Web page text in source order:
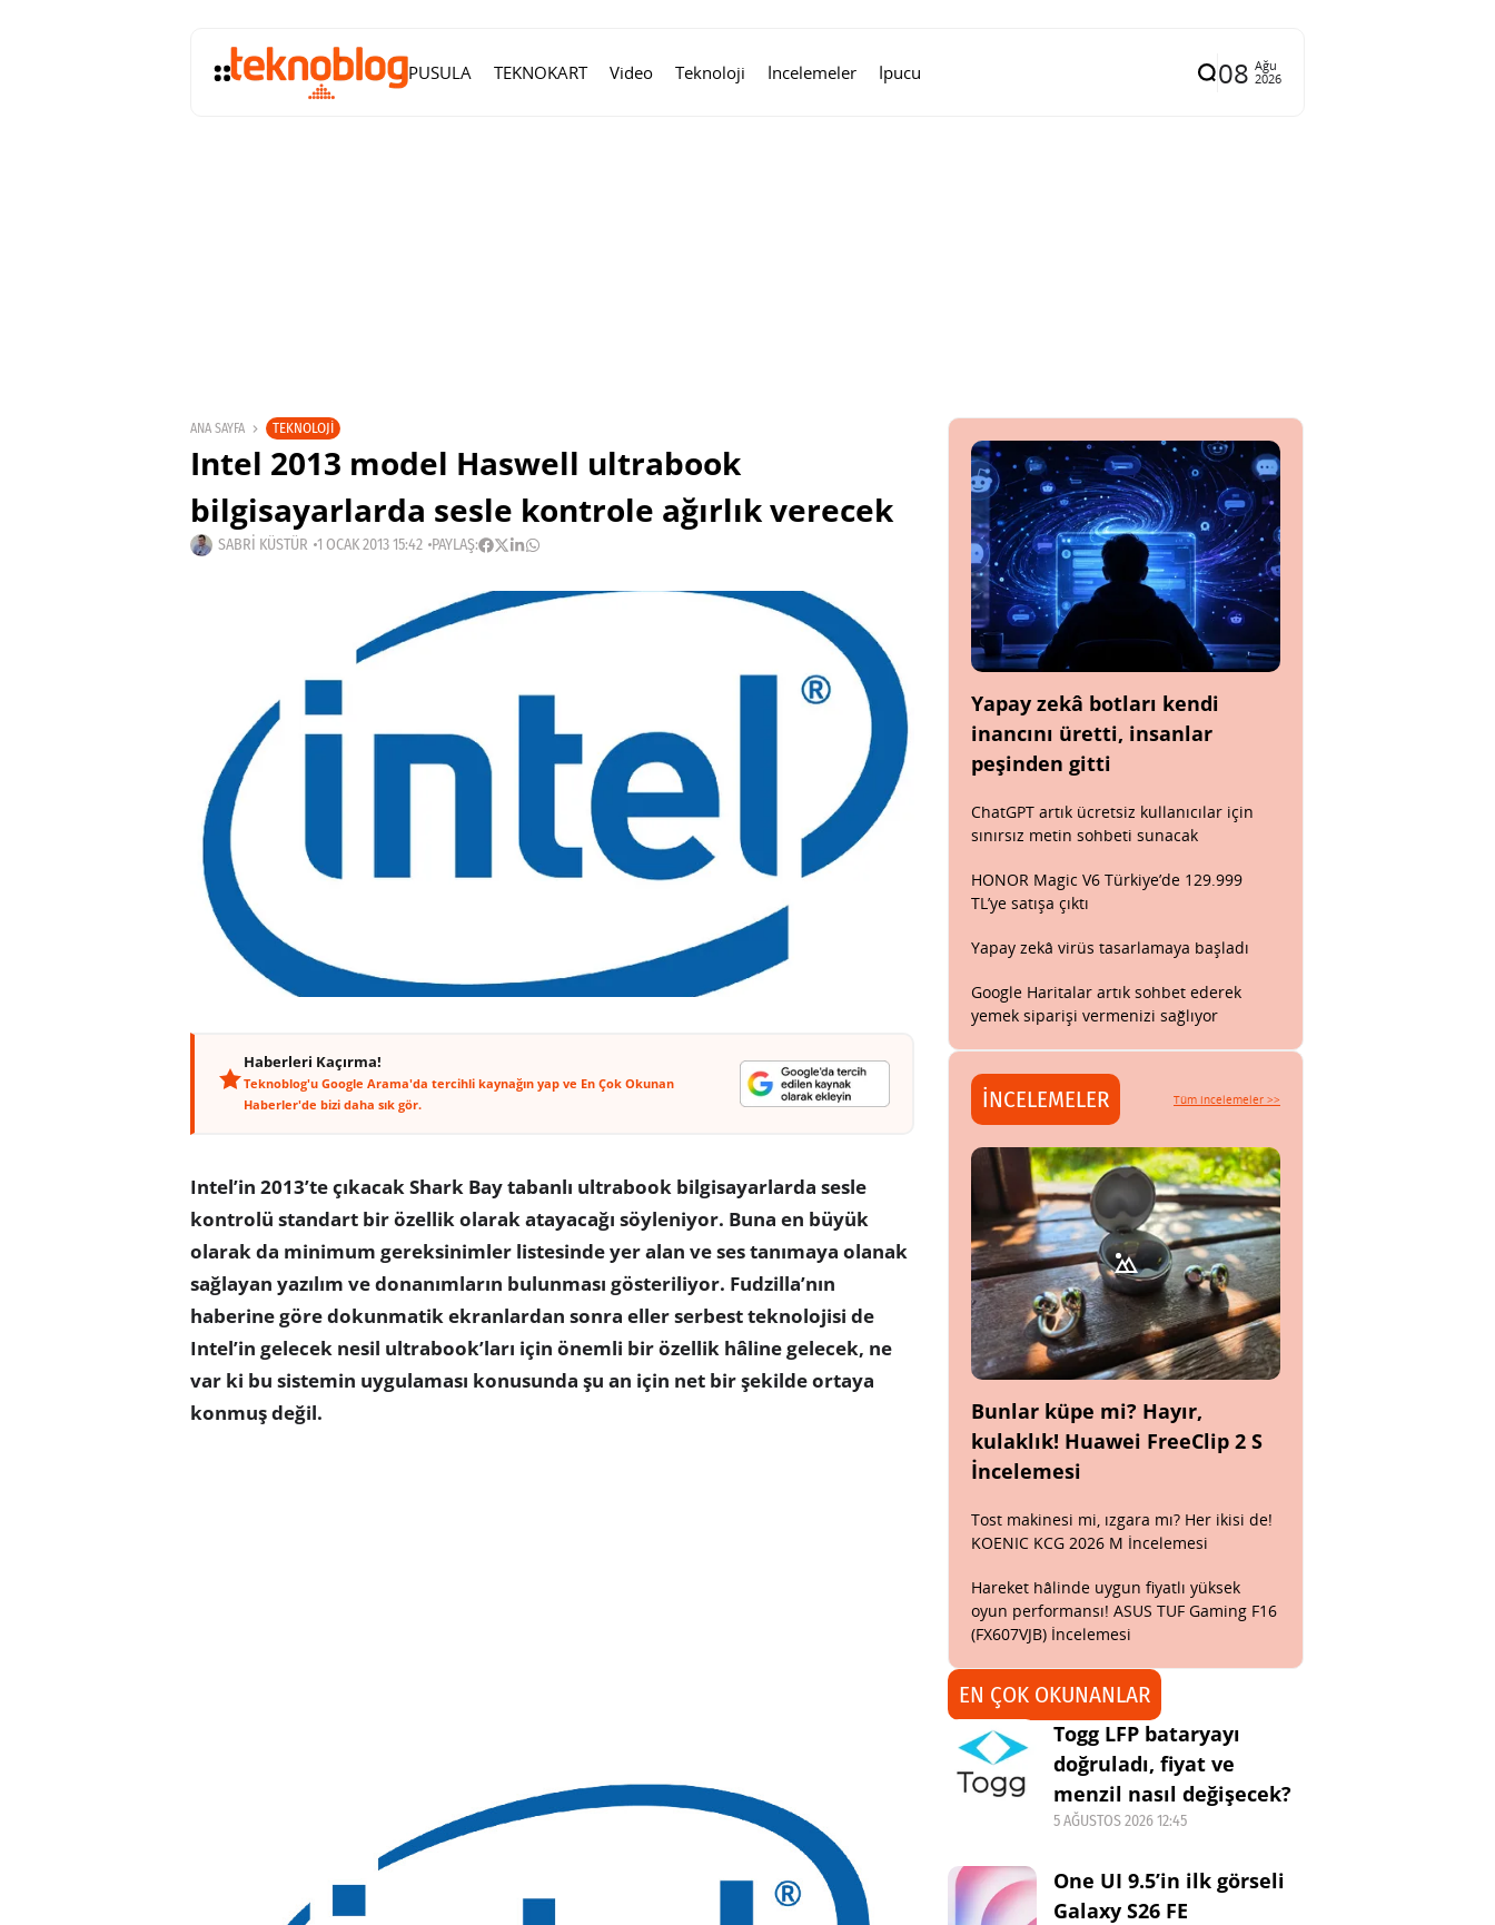
PUSULA TEKNOKART Video Teknoloji İncelemeler İpucu 08 Ağu
2026
ANA SAYFA TEKNOLOJI
Intel 2013 model Haswell ultrabook
bilgisayarlarda sesle kontrole ağırlık verecek
SABRI KÜSTÜR 1 OCAK 2013 15:42 PAYLAŞ:
Haberleri Kaçırma!
Teknoblog'u Google Arama'da tercihli kaynağın yap ve En Çok Okunan
Haberler'de bizi daha sık gör.
Intel’in 2013’te çıkacak Shark Bay tabanlı ultrabook bilgisayarlarda sesle
kontrolü standart bir özellik olarak atayacağı söyleniyor. Buna en büyük
olarak da minimum gereksinimler listesinde yer alan ve ses tanımaya olanak
sağlayan yazılım ve donanımların bulunması gösteriliyor. Fudzilla’nın
haberine göre dokunmatik ekranlardan sonra eller serbest teknolojisi de
Intel’in gelecek nesil ultrabook’ları için önemli bir özellik hâline gelecek, ne
var ki bu sistemin uygulaması konusunda şu an için net bir şekilde ortaya
konmuş değil.
Yapay zekâ botları kendi
inancını üretti, insanlar
peşinden gitti
ChatGPT artık ücretsiz kullanıcılar için
sınırsız metin sohbeti sunacak
HONOR Magic V6 Türkiye’de 129.999
TL’ye satışa çıktı
Yapay zekâ virüs tasarlamaya başladı
Google Haritalar artık sohbet ederek
yemek siparişi vermenizi sağlıyor
İNCELEMELER Tüm incelemeler >>
Bunlar küpe mi? Hayır,
kulaklık! Huawei FreeClip 2 S
İncelemesi
Tost makinesi mi, ızgara mı? Her ikisi de!
KOENIC KCG 2026 M İncelemesi
Hareket hâlinde uygun fiyatlı yüksek
oyun performansı! ASUS TUF Gaming F16
(FX607VJB) İncelemesi
EN ÇOK OKUNANLAR
Togg LFP bataryayı
doğruladı, fiyat ve
menzil nasıl değişecek?
5 AĞUSTOS 2026 12:45
One UI 9.5’in ilk görseli
Galaxy S26 FE